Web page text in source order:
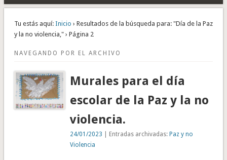
Tu estás aquí: Inicio › Resultados de la búsqueda para: "Día de la Paz
y la no violencia," › Página 2
NAVEGANDO POR EL ARCHIVO
Murales para el día
escolar de la Paz y la no
violencia.
24/01/2023 | Entradas archivadas:Paz y no
Violencia